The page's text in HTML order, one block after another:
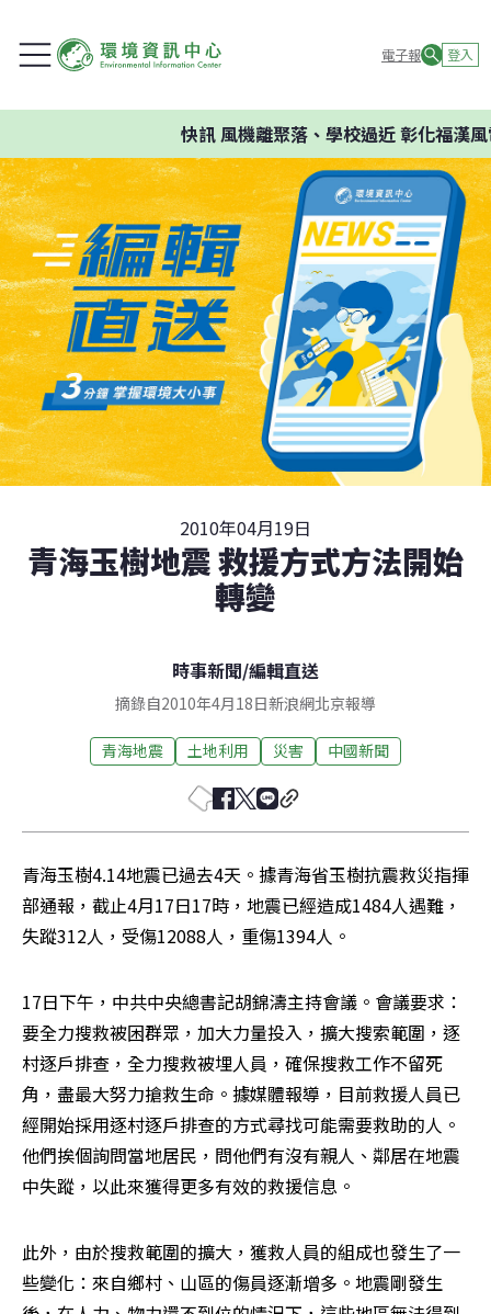
電子報 登入
快訊風機離聚落、學校過近 彰化福漢風
2010年04月19日
青海玉樹地震 救援方式方法開始
轉變
時事新聞/編輯直送
摘錄自2010年4月18日新浪網北京報導
青海地震 土地利用 災害 中國新聞
青海玉樹4.14地震已過去4天。據青海省玉樹抗震救災指揮
部通報，截止4月17日17時，地震已經造成1484人遇難，
失蹤312人，受傷12088人，重傷1394人。
17日下午，中共中央總書記胡錦濤主持會議。會議要求：
要全力搜救被困群眾，加大力量投入，擴大搜索範圍，逐
村逐戶排查，全力搜救被埋人員，確保搜救工作不留死
角，盡最大努力搶救生命。據媒體報導，目前救援人員已
經開始採用逐村逐戶排查的方式尋找可能需要救助的人。
他們挨個詢問當地居民，問他們有沒有親人、鄰居在地震
中失蹤，以此來獲得更多有效的救援信息。
此外，由於搜救範圍的擴大，獲救人員的組成也發生了一
些變化：來自鄉村、山區的傷員逐漸增多。地震剛發生